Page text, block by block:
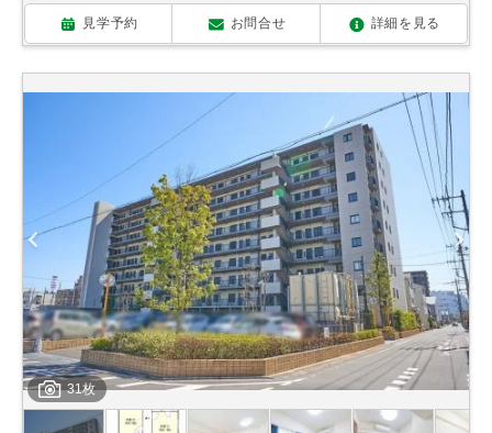
見学予約 お問合せ 詳細を見る
31枚